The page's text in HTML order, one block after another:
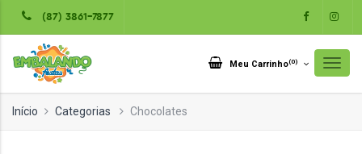
(87) 3861-7877
Meu Carrinho(0)
Início Categorias Chocolates